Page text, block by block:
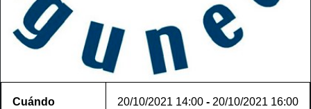
Cuándo 20/10/2021 14:00 - 20/10/2021 16:00